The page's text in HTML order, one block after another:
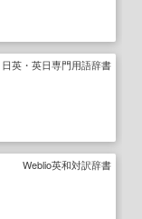
日英・英日専門用語辞書
Weblio英和対訳辞書